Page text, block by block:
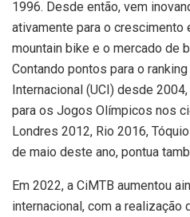
1996. Desde então, vem
ativamente para o crescimento
mountain bike e o mercado de
Contando pontos para o
Internacional (UCI) desde
para os Jogos Olímpicos nos
Londres 2012, Rio 2016,
de maio deste ano, pontua
Em 2022, a CiMTB aumentou
internacional, com a realização